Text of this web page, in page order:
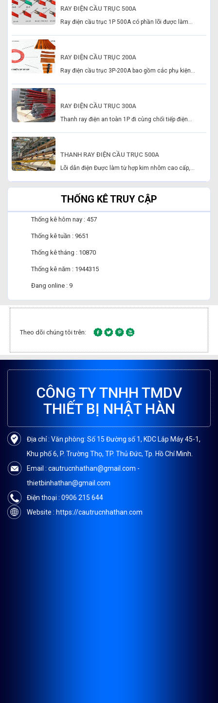
RAY ĐIỆN CẦU TRỤC 500A
Ray điện cầu trục 1P 500A có phần lõi được làm...
RAY ĐIỆN CẦU TRỤC 200A
Ray điện cầu trục 3P-200A bao gồm các phụ kiện...
RAY ĐIỆN CẦU TRỤC 300A
Thanh ray điện an toàn 1P đi cùng chổi tiếp điện...
THANH RAY ĐIỆN CẦU TRỤC 500A
Lõi dẫn điện Được làm từ hợp kim nhôm cao cấp,...
THỐNG KÊ TRUY CẬP
Thống kê hôm nay : 457
Thống kê tuần : 9651
Thống kê tháng : 10870
Thống kê năm : 1944315
Đang online : 9
Theo dõi chúng tôi trên:
CÔNG TY TNHH TMDV
THIẾT BỊ NHẬT HÀN
Địa chỉ : Văn phòng: Số 15 Đường số 1, KDC Lắp Máy 45-1,
Khu phố 6, P. Trường Thọ, TP. Thủ Đức, Tp. Hồ Chí Minh.
Email : cautrucnhathan@gmail.com -
thietbinhathan@gmail.com
Điện thoại : 0906 215 644
Website : https://cautrucnhathan.com